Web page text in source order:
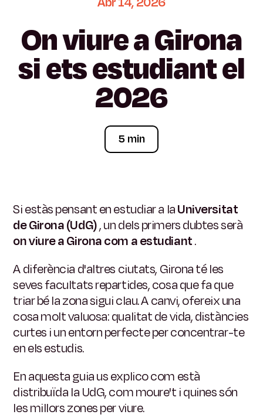
OnviureaGirona
sietsestudiantel
2026
5 min
Si estàs pensant en estudiar a laUniversitat
de Girona (UdG), un dels primers dubtes serà
on viure a Girona com a estudiant.
A diferència d'altres ciutats, Girona té les
seves facultats repartides, cosa que fa que
triar bé la zona sigui clau. A canvi, ofereix una
cosa molt valuosa: qualitat de vida, distàncies
curtes i un entorn perfecte per concentrar-te
en els estudis.
En aquesta guia us explico com està
distribuïda la UdG, com moure't i quines són
les millors zones per viure.